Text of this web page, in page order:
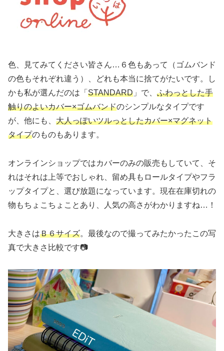
色、見てみてください皆さん…６色もあって（ゴムバンド
の色もそれぞれ違う）、どれも本当に捨てがたいです。し
かも私が選んだのは「 STANDARD 」で、 ふわっとした手
触りのよいカバー×ゴムバンドのシンプルなタイプです
が、他にも、 大人っぽいツルっとしたカバー×マグネット
タイプのものもあります。
オンラインショップではカバーのみの販売もしていて、そ
れはそれは上等でおしゃれ、留め具もロールタイプやフラ
ップタイプと、選び放題になっています。現在在庫切れの
物もちょこちょことあり、人気の高さがわかりますね…！
大きさはＢ６サイズ。最後なので撮ってみたかったこの写
真で大きさ比較です📷